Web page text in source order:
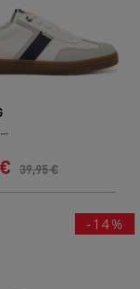
39,95 €
-14%